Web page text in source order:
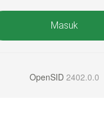
Masuk
OpenSID 2402.0.0